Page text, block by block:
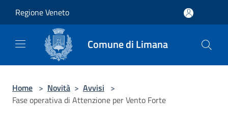
Regione Veneto
Comune di Limana
Home > Novità > Avvisi >
Fase operativa di Attenzione per Vento Forte